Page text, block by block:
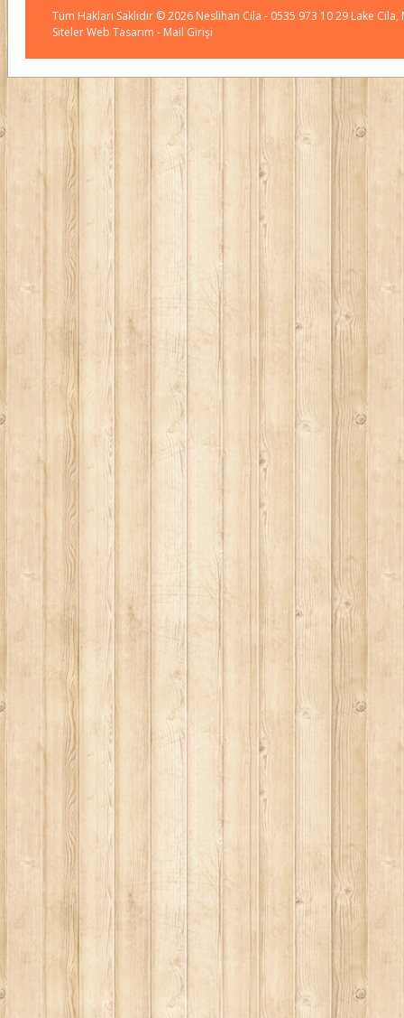
Tüm Hakları Saklıdır © 2026 Neslihan Cila - 0535 973 10 29 Lake
Siteler Web Tasarım - Mail Girişi